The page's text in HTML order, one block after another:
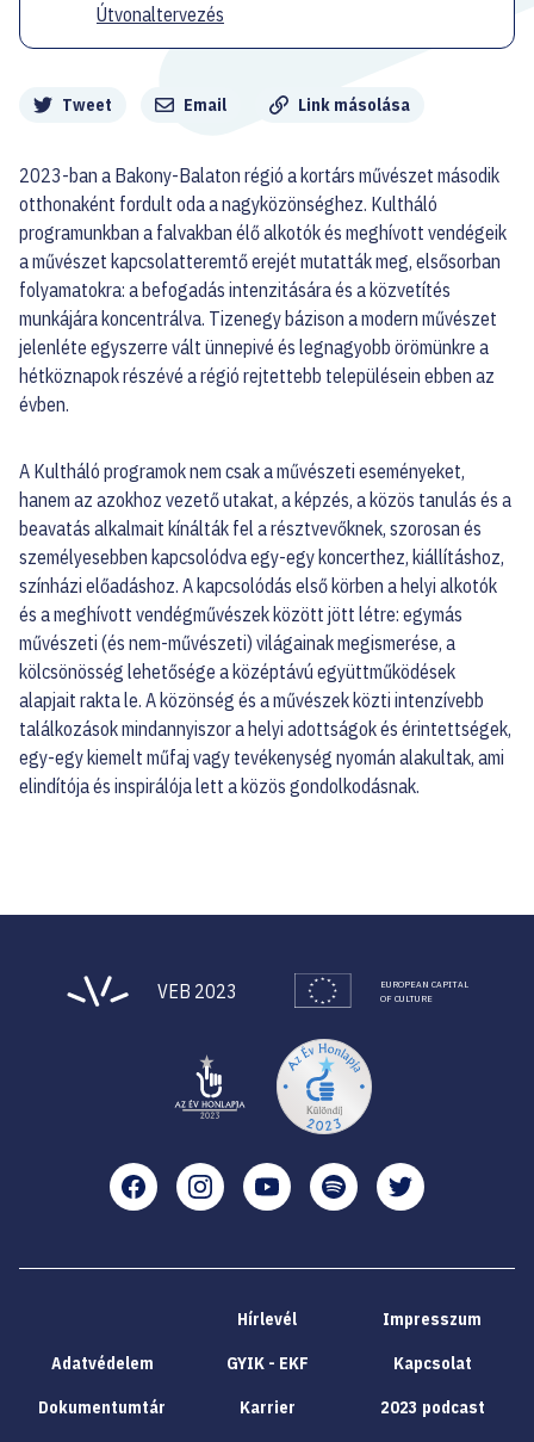
Tweet Email Link másolása
2023-ban a Bakony-Balaton régió a kortárs művészet második
otthonaként fordult oda a nagyközönséghez. Kultháló
programunkban a falvakban élő alkotók és meghívott vendégeik
a művészet kapcsolatteremtő erejét mutatták meg, elsősorban
folyamatokra: a befogadás intenzitására és a közvetítés
munkájára koncentrálva. Tizenegy bázison a modern művészet
jelenléte egyszerre vált ünnepivé és legnagyobb örömünkre a
hétköznapok részévé a régió rejtettebb településein ebben az
évben.
A Kultháló programok nem csak a művészeti eseményeket,
hanem az azokhoz vezető utakat, a képzés, a közös tanulás és a
beavatás alkalmait kínálták fel a résztvevőknek, szorosan és
személyesebben kapcsolódva egy-egy koncerthez, kiállításhoz,
színházi előadáshoz. A kapcsolódás első körben a helyi alkotók
és a meghívott vendégművészek között jött létre: egymás
művészeti (és nem-művészeti) világainak megismerése, a
kölcsönösség lehetősége a középtávú együttműködések
alapjait rakta le. A közönség és a művészek közti intenzívebb
találkozások mindannyiszor a helyi adottságok és érintettségek,
egy-egy kiemelt műfaj vagy tevékenység nyomán alakultak, ami
elindítója és inspirálója lett a közös gondolkodásnak.
Útvonaltervezés
VEB 2023
EUROPEAN CAPITAL
OF CULTURE
Hírlevél Impresszum
Adatvédelem GYIK - EKF Kapcsolat
Dokumentumtár Karrier 2023 podcast